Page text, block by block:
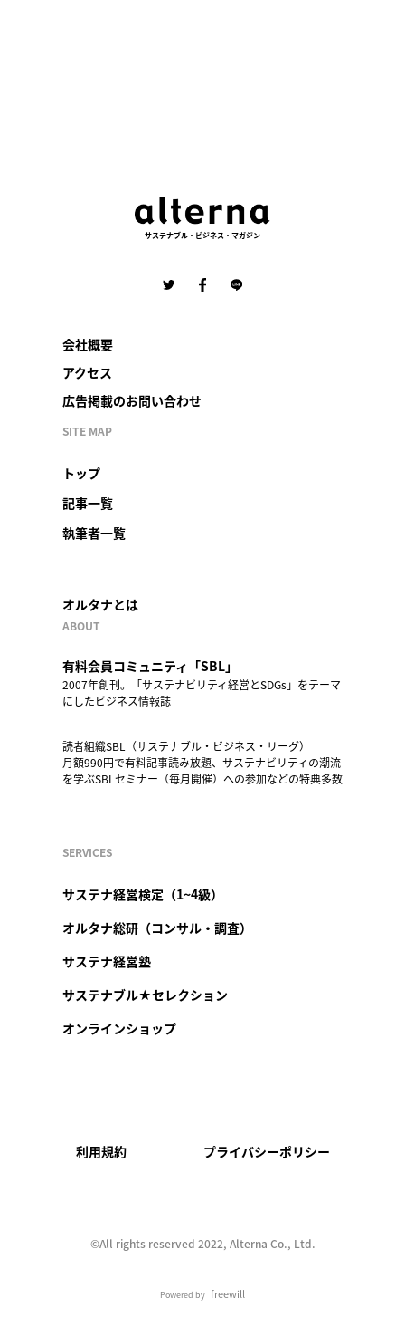
サステナブル・ビジネス・マガジン
会社概要
アクセス
広告掲載のお問い合わせ
SITE MAP
トップ
記事一覧
執筆者一覧
オルタナとは
ABOUT
有料会員コミュニティ「SBL」
2007年創刊。「サステナビリティ経営とSDGs」をテーマ
にしたビジネス情報誌
読者組織SBL（サステナブル・ビジネス・リーグ）
月額990円で有料記事読み放題、サステナビリティの潮流
を学ぶSBLセミナー（毎月開催）への参加などの特典多数
SERVICES
サステナ経営検定（1~4級）
オルタナ総研（コンサル・調査）
サステナ経営塾
サステナブル★セレクション
オンラインショップ
利用規約 プライバシーポリシー
©︎All rights reserved 2022, Alterna Co., Ltd.
Powered by freewill